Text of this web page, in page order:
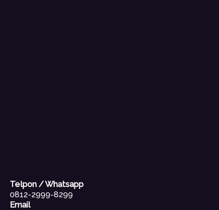
Telpon / Whatsapp
0812-2999-8299
Email